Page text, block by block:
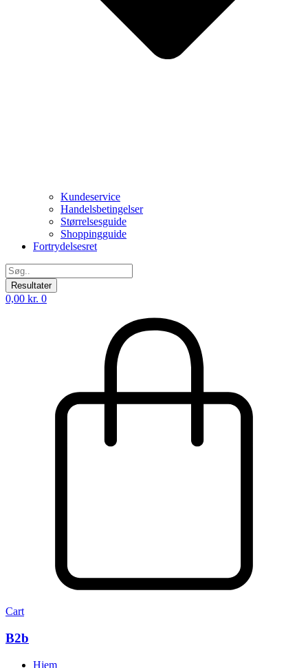
Kundeservice
Handelsbetingelser
Størrelsesguide
Shoppingguide
Fortrydelsesret
Search
...Resultater
0,00 kr. 0
Cart
B2b
Hjem